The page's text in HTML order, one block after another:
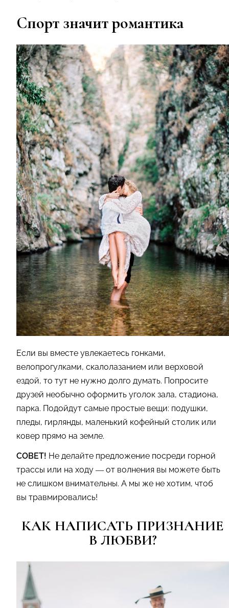
Спорт значит романтика
Если вы вместе увлекаетесь гонками,
велопрогулками, скалолазанием или верховой
ездой, то тут не нужно долго думать. Попросите
друзей необычно оформить уголок зала, стадиона,
парка. Подойдут самые простые вещи: подушки,
пледы, гирлянды, маленький кофейный столик или
ковер прямо на земле.
СОВЕТ! Не делайте предложение посреди горной
трассы или на ходу — от волнения вы можете быть
не слишком внимательны. А мы же не хотим, чтоб
вы травмировались!
КАК НАПИСАТЬ ПРИЗНАНИЕ
В ЛЮБВИ?